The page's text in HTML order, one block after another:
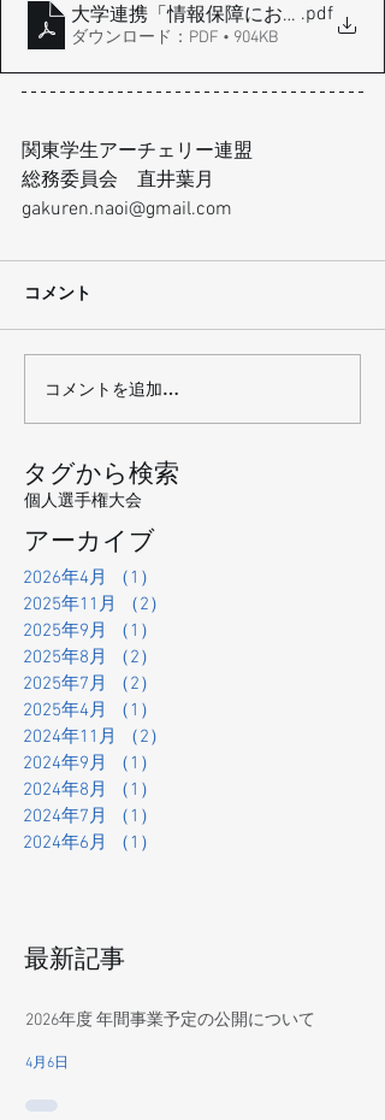
大学連携「情報保障における学生
.pdf
ダウンロード：PDF • 904KB
関東学生アーチェリー連盟
総務委員会　直井葉月
gakuren.naoi@gmail.com
コメント
コメントを追加…
タグから検索
個人選手権大会
アーカイブ
2026年4月 （1）
2025年11月
（2）
2025年9月
（1）
2025年8月
（2）
2025年7月
（2）
2025年4月
（1）
2024年11月
（2）
2024年9月
（1）
2024年8月
（1）
2024年7月
（1）
2024年6月
（1）
最新記事
2026年度 年間事業予定の公開について
4月6日